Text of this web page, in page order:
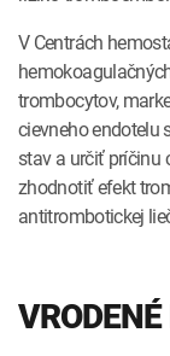
V Centrách
trombocytov,
cievneho endotelu
stav a určiť príčinu
zhodnotiť efekt
antitrombotickej